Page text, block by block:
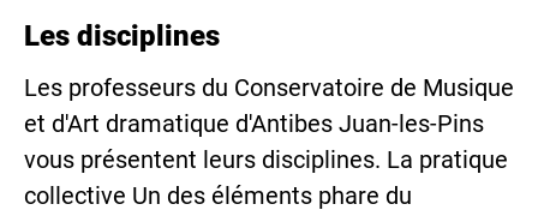
Les disciplines
Les professeurs du Conservatoire de Musique
et d'Art dramatique d'Antibes Juan-les-Pins
vous présentent leurs disciplines. La pratique
collective Un des éléments phare du